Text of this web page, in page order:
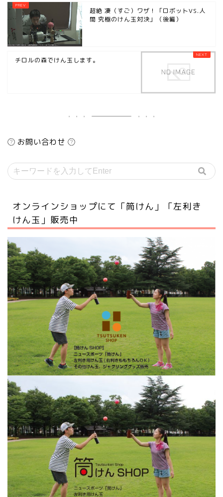
超絶 凄（すご）ワザ！「ロボットVS.人
間 究極のけん玉対決」（後編）
チロルの森でけん玉します。
お問い合わせ
オンラインショップにて「筒けん」「左利き
けん玉」販売中